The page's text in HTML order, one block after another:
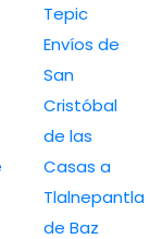
Tepic
Envíos de
San
Cristóbal
de las
Casas a
Tlalnepantla
de Baz